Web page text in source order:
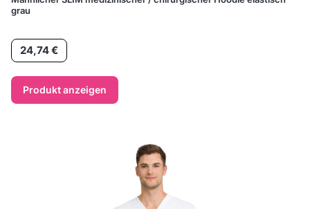
grau
Preis
24,74 €
Produkt anzeigen